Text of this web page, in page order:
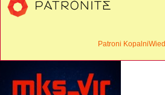
Patroni